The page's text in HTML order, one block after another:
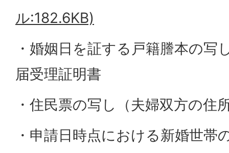
ル:182.6KB)
・婚姻日を証する戸籍謄本の写
届受理証明書
・住民票の写し（夫婦双方の住
・申請日時点における新婚世帯